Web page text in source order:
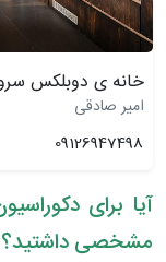
خانه ی دوبلکس
امیر صادقی
09126947498
آیا برای
مشخصی داشتید؟